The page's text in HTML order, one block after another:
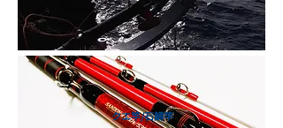
クエ竿/石鯛竿